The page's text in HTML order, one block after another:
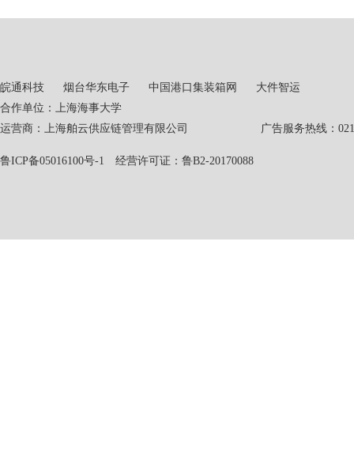
皖通科技 烟台华东电子 中国港口集装箱网
大件智运
合作单位：上海海事大学
运营商：上海舶云供应链管理有限公司 广告服务热线：021-
鲁ICP备05016100号-1 经营许可证：鲁B2-20170088